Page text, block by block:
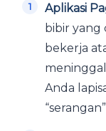
Aplikasi
bibir yang
bekerja
Anda